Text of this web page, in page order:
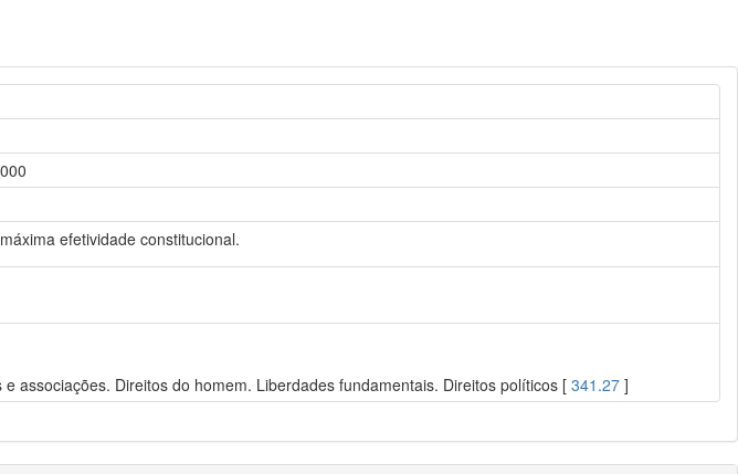
efetividade constitucional.
associações. Direitos do homem. Liberdades fundamentais. Direitos políticos [341.27 ]